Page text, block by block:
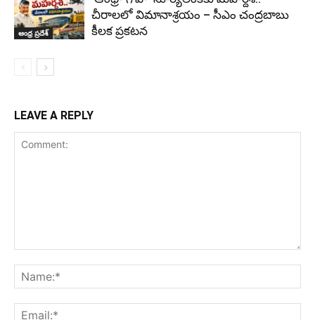
ఆంధ్ర ప్రదేశ్
చీరాలలో విమానాశ్రయం – సీఎం చంద్రబాబు
కీలక ప్రకటన
LEAVE A REPLY